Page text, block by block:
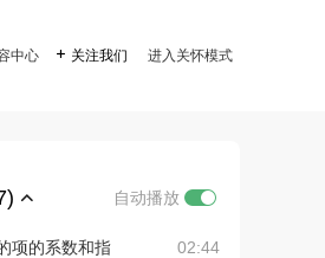
中心  关注我们 进入关怀模式
自动播放
项的系数和指
02:44